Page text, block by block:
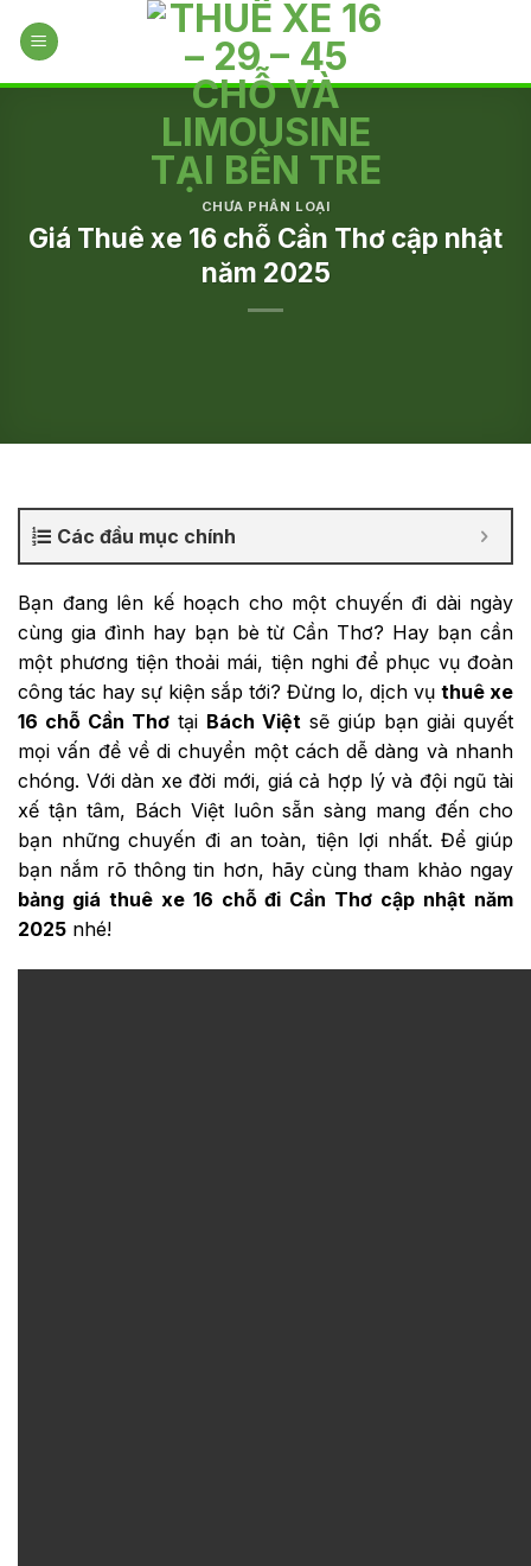
CHƯA PHÂN LOẠI
Giá Thuê xe 16 chỗ Cần Thơ cập nhật
năm 2025
Các đầu mục chính
Bạn đang lên kế hoạch cho một chuyến đi dài ngày
cùng gia đình hay bạn bè từ Cần Thơ? Hay bạn cần
một phương tiện thoải mái, tiện nghi để phục vụ đoàn
công tác hay sự kiện sắp tới? Đừng lo, dịch vụ thuê xe
16 chỗ Cần Thơ tại Bách Việt sẽ giúp bạn giải quyết
mọi vấn đề về di chuyển một cách dễ dàng và nhanh
chóng. Với dàn xe đời mới, giá cả hợp lý và đội ngũ tài
xế tận tâm, Bách Việt luôn sẵn sàng mang đến cho
bạn những chuyến đi an toàn, tiện lợi nhất. Để giúp
bạn nắm rõ thông tin hơn, hãy cùng tham khảo ngay
bảng giá thuê xe 16 chỗ đi Cần Thơ cập nhật năm
2025 nhé!